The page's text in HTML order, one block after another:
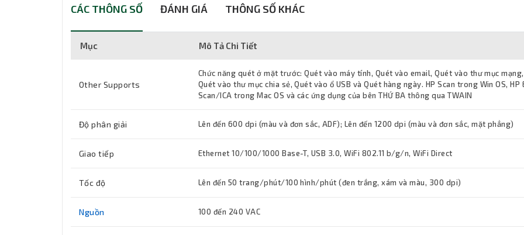
CÁC THÔNG SỐ ĐÁNH GIÁ THÔNG SỐ KHÁC
Mục Mô Tả Chi Tiết
Other Supports
Chức năng quét ở mặt trước: Quét vào máy tính, Quét vào email, Quét vào thư mục mạng,
Quét vào thư mục chia sẻ, Quét vào ổ USB và Quét hàng ngày. HP Scan trong Win OS, HP
Scan/ICA trong Mac OS và các ứng dụng của bên THỨ BA thông qua TWAIN
Độ phân giải Lên đến 600 dpi (màu và đơn sắc, ADF); Lên đến 1200 dpi (màu và đơn sắc, mặt phẳng)
Giao tiếp Ethernet 10/100/1000 Base-T, USB 3.0, WiFi 802.11 b/g/n, WiFi Direct
Tốc độ Lên đến 50 trang/phút/100 hình/phút (đen trắng, xám và màu, 300 dpi)
Nguồn 100 đến 240 VAC